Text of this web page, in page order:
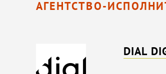
АГЕНТСТВО-
DIAL